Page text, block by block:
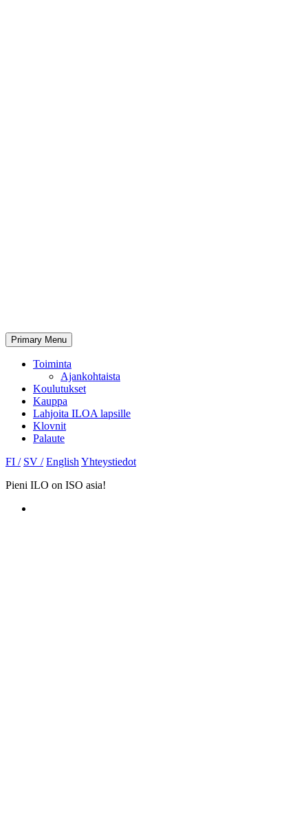
Primary Menu
Toiminta
Ajankohtaista
Koulutukset
Kauppa
Lahjoita ILOA lapsille
Klovnit
Palaute
FI / SV / English Yhteystiedot
Pieni ILO on ISO asia!